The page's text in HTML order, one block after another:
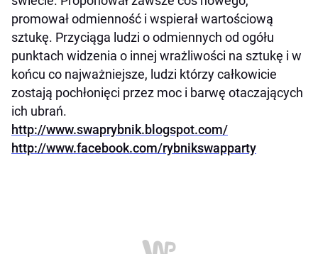
promował odmienność i wspierał wartościową
sztukę. Przyciąga ludzi o odmiennych od ogółu
punktach widzenia o innej wrażliwości na sztukę i w
końcu co najważniejsze, ludzi którzy całkowicie
zostają pochłonięci przez moc i barwę otaczających
ich ubrań.
http://www.swaprybnik.blogspot.com/
http://www.facebook.com/rybnikswapparty